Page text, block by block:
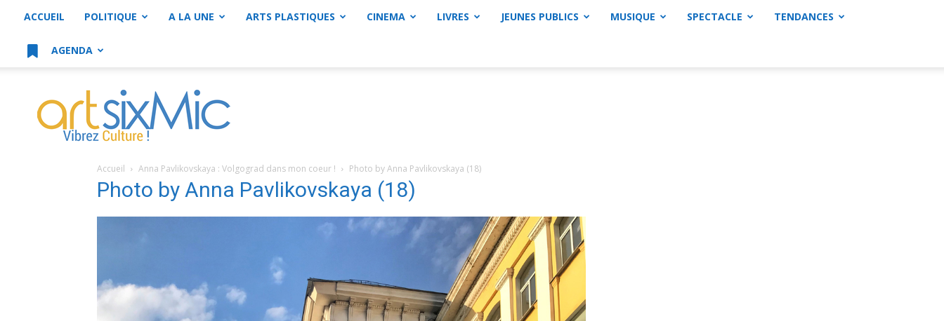
ACCUEIL POLITIQUE A LA UNE ARTS PLASTIQUES CINEMA LIVRES JEUNES PUBLICS MUSIQUE SPECTACLE TENDANCES
AGENDA
artsixMic
Accueil Anna Pavlikovskaya : Volgograd dans mon coeur ! Photo by Anna Pavlikovskaya (18)
Photo by Anna Pavlikovskaya (18)